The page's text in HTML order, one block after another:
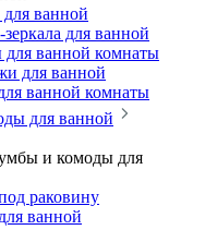
ванной
для ванной
ванной комнаты
для ванной
ванной комнаты
для ванной
и комоды для
раковину
ванной